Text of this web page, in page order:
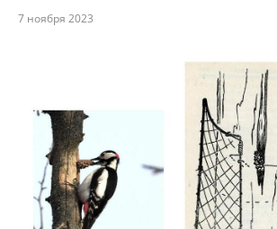
7 ноября 2023